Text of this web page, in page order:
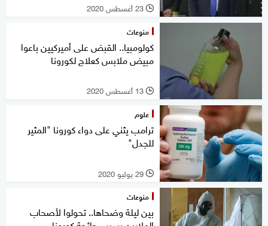
l 23 أغسطس 2020
منوعات
كولومبيا.. القبض على أميركيين باعوا
مبيض ملابس كعلاج لكورونا
l 13 أغسطس 2020
علوم
ترامب يثني على دواء كورونا "المثير
للجدل"
l 29 يوليو 2020
منوعات
بين ليلة وضحاها.. تحولوا لأصحاب